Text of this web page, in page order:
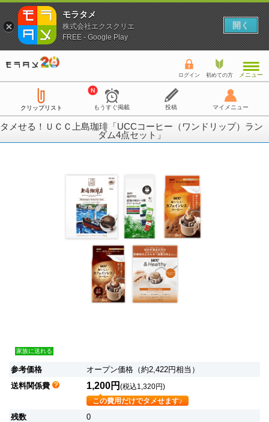
ログイン 初めての方 メニュー
クリップリスト もうすぐ掲載 投稿 マイメニュー
タメせる！ＵＣＣ上島珈琲「UCCコーヒー（ワンドリップ）ラン
ダム4点セット」
家族に送れる
参考価格
オープン価格（約2,422円相当）
送料関係費
1,200円 (税込1,320円)
この費用だけでタメせます♪
残数
0
モラタメ
株式会社エクスクリエ
FREE - Google Play
開く